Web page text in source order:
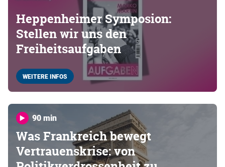
Heppenheimer Symposion:
Stellen wir uns den
Freiheitsaufgaben
WEITERE INFOS
90 min
Was Frankreich bewegt
Vertrauenskrise: von